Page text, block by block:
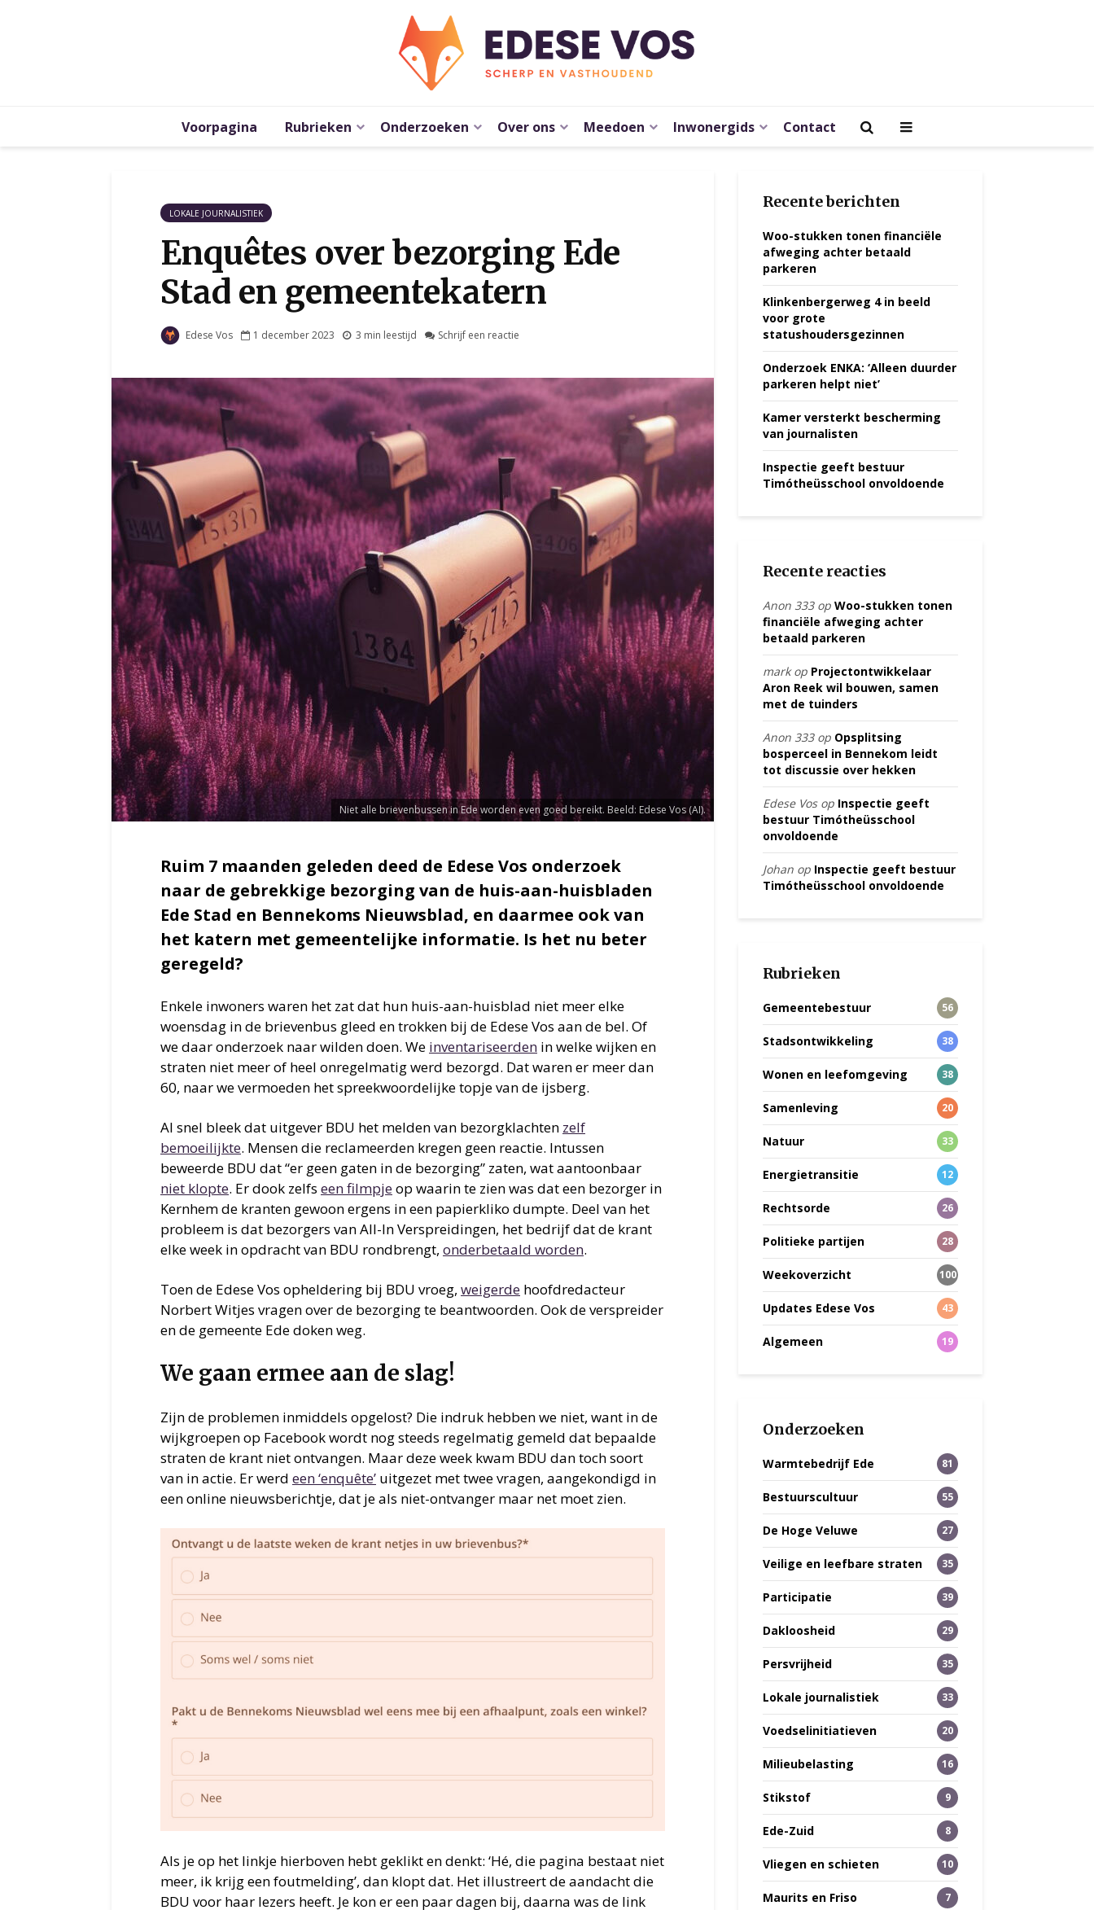
Voorpagina Rubrieken Onderzoeken Over ons Meedoen Inwonergids Contact
LOKALE JOURNALISTIEK
Enquêtes over bezorging Ede
Stad en gemeentekatern
Edese Vos 1 december 2023 3 min leestijd Schrijf een reactie
Niet alle brievenbussen in Ede worden even goed bereikt. Beeld: Edese Vos (AI).
Ruim 7 maanden geleden deed de Edese Vos onderzoek
naar de gebrekkige bezorging van de huis-aan-huisbladen
Ede Stad en Bennekoms Nieuwsblad, en daarmee ook van
het katern met gemeentelijke informatie. Is het nu beter
geregeld?
Enkele inwoners waren het zat dat hun huis-aan-huisblad niet meer elke
woensdag in de brievenbus gleed en trokken bij de Edese Vos aan de bel. Of
we daar onderzoek naar wilden doen. We inventariseerden in welke wijken en
straten niet meer of heel onregelmatig werd bezorgd. Dat waren er meer dan
60, naar we vermoeden het spreekwoordelijke topje van de ijsberg.
Al snel bleek dat uitgever BDU het melden van bezorgklachten zelf
bemoeilijkte. Mensen die reclameerden kregen geen reactie. Intussen
beweerde BDU dat “er geen gaten in de bezorging” zaten, wat aantoonbaar
niet klopte. Er dook zelfs een filmpjeop waarin te zien was dat een bezorger in
Kernhem de kranten gewoon ergens in een papierkliko dumpte. Deel van het
probleem is dat bezorgers van All-In Verspreidingen, het bedrijf dat de krant
elke week in opdracht van BDU rondbrengt, onderbetaald worden.
Toen de Edese Vos opheldering bij BDU vroeg, weigerde hoofdredacteur
Norbert Witjes vragen over de bezorging te beantwoorden. Ook de verspreider
en de gemeente Ede doken weg.
We gaan ermee aan de slag!
Zijn de problemen inmiddels opgelost? Die indruk hebben we niet, want in de
wijkgroepen op Facebook wordt nog steeds regelmatig gemeld dat bepaalde
straten de krant niet ontvangen. Maar deze week kwam BDU dan toch soort
van in actie. Er werd een ‘enquête’ uitgezet met twee vragen, aangekondigd in
een online nieuwsberichtje, dat je als niet-ontvanger maar net moet zien.
Als je op het linkje hierboven hebt geklikt en denkt: ‘Hé, die pagina bestaat niet
meer, ik krijg een foutmelding’, dan klopt dat. Het illustreert de aandacht die
BDU voor haar lezers heeft. Je kon er een paar dagen bij, daarna was de link
Recente berichten
Woo-stukken tonen financiële
afweging achter betaald
parkeren
Klinkenbergerweg 4 in beeld
voor grote
statushoudersgezinnen
Onderzoek ENKA: ‘Alleen duurder
parkeren helpt niet’
Kamer versterkt bescherming
van journalisten
Inspectie geeft bestuur
Timótheüsschool onvoldoende
Recente reacties
Anon 333op Woo-stukken tonen
financiële afweging achter
betaald parkeren
markop Projectontwikkelaar
Aron Reek wil bouwen, samen
met de tuinders
Anon 333op Opsplitsing
bosperceel in Bennekom leidt
tot discussie over hekken
Edese Vosop Inspectie geeft
bestuur Timótheüsschool
onvoldoende
Johan op Inspectie geeft bestuur
Timótheüsschool onvoldoende
Rubrieken
Gemeentebestuur 56
Stadsontwikkeling 38
Wonen en leefomgeving 38
Samenleving 20
Natuur 33
Energietransitie 12
Rechtsorde 26
Politieke partijen 28
Weekoverzicht 100
Updates Edese Vos 43
Algemeen 19
Onderzoeken
Warmtebedrijf Ede 81
Bestuurscultuur 55
De Hoge Veluwe 27
Veilige en leefbare straten 35
Participatie 39
Dakloosheid 29
Persvrijheid 35
Lokale journalistiek 33
Voedselinitiatieven 20
Milieubelasting 16
Stikstof 9
Ede-Zuid 8
Vliegen en schieten 10
Maurits en Friso 7